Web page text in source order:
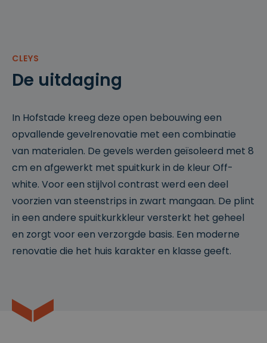
CLEYS
De uitdaging
In Hofstade kreeg deze open bebouwing een
opvallende gevelrenovatie met een combinatie
van materialen. De gevels werden geïsoleerd met 8
cm en afgewerkt met spuitkurk in de kleur Off-
white. Voor een stijlvol contrast werd een deel
voorzien van steenstrips in zwart mangaan. De plint
in een andere spuitkurkkleur versterkt het geheel
en zorgt voor een verzorgde basis. Een moderne
renovatie die het huis karakter en klasse geeft.